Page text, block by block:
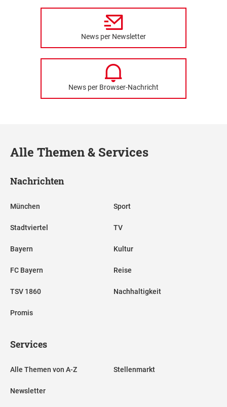
News per Newsletter
News per Browser-Nachricht
Alle Themen & Services
Nachrichten
München
Stadtviertel
Bayern
FC Bayern
TSV 1860
Promis
Sport
TV
Kultur
Reise
Nachhaltigkeit
Services
Alle Themen von A-Z
Newsletter
Stellenmarkt